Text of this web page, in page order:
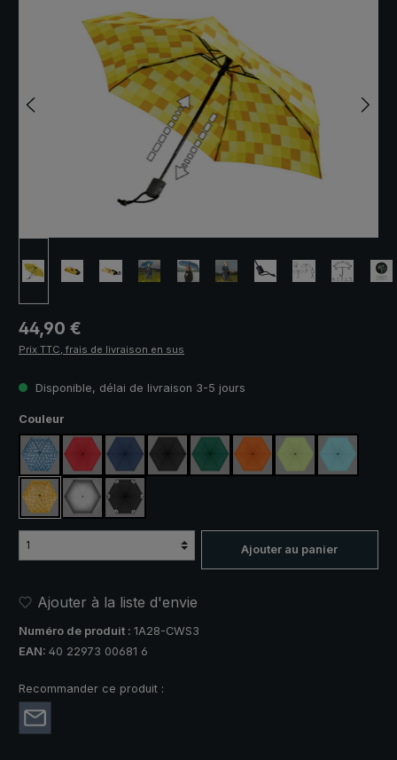
Prix régulier :
44,90 €
Prix TTC, frais de livraison en sus
Disponible, délai de livraison 3-5 jours
Sélectionnez
Couleur
bleu / vert à carreaux
rouge bleu marine
noir vert foncéorange vert clair bleu clair
jaune / orange à carreaux
argent, protection UV 50+
noir, avec bandes réfléchissantes
Ajouter au panier
Ajouter à la liste d'envie
Numéro de produit : 1A28-CWS3
EAN: 40 22973 00681 6
Recommander ce produit :